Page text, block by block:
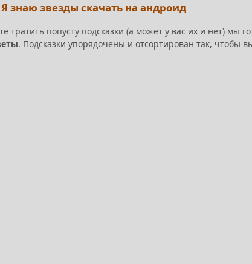
Я знаю звезды скачать на андроид
тратить попусту подсказки (а может у вас их и нет) мы
. Подсказки упорядочены и отсортирован так, чтобы